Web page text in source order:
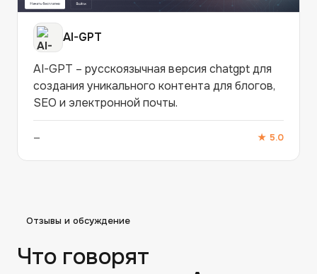
AI-GPT
AI-GPT – русскоязычная версия chatgpt для
создания уникального контента для блогов,
SEO и электронной почты.
— ★ 5.0
Отзывы и обсуждение
Что говорят